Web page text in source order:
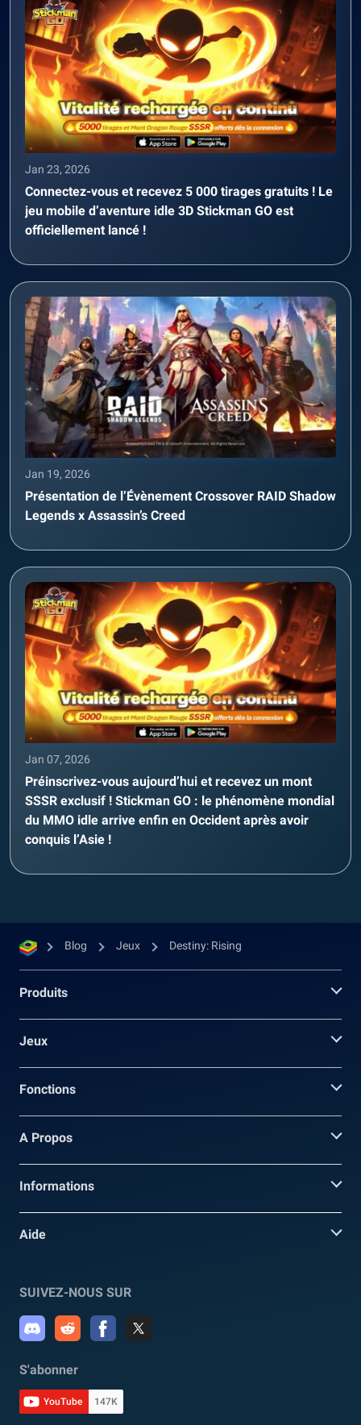
Jan 23, 2026
Connectez-vous et recevez 5 000 tirages gratuits ! Le
jeu mobile d’aventure idle 3D Stickman GO est
officiellement lancé !
Jan 19, 2026
Présentation de l’Évènement Crossover RAID Shadow
Legends x Assassin’s Creed
Jan 07, 2026
Préinscrivez-vous aujourd’hui et recevez un mont
SSSR exclusif ! Stickman GO : le phénomène mondial
du MMO idle arrive enfin en Occident après avoir
conquis l’Asie !
Blog Jeux Destiny: Rising
Produits
Jeux
Fonctions
A Propos
Informations
Aide
SUIVEZ-NOUS SUR
S'abonner
YouTube 147K